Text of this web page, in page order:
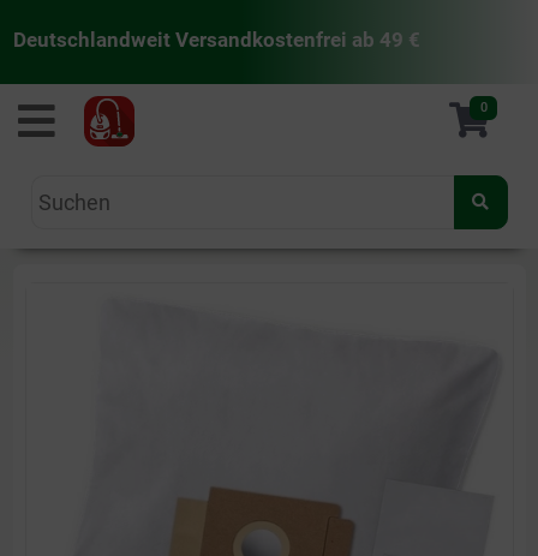
Deutschlandweit Versandkostenfrei ab 49 €
staubsaugermanufaktur 0